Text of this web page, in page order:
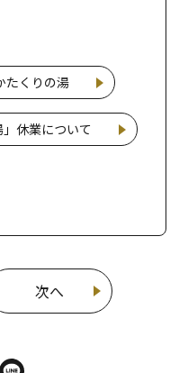
たくりの湯
休業について
次へ